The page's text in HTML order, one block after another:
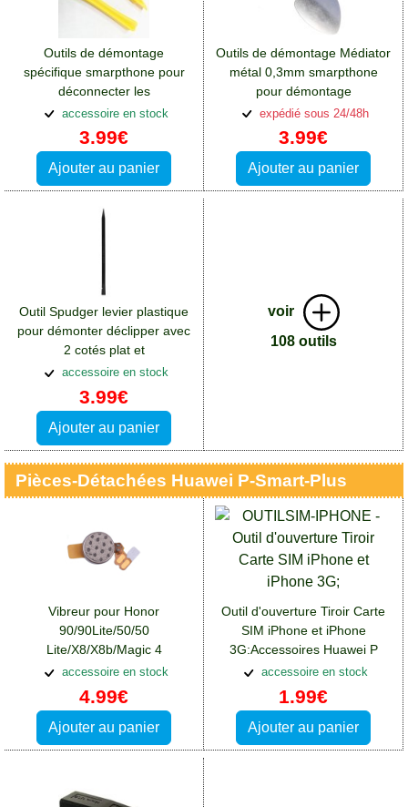
Outils de démontage
spécifique smarpthone pour
déconnecter les
nappes:Accessoires Huawei P
Smart Plus
accessoire en stock
3.99€
Ajouter au panier
Outils de démontage Médiator
métal 0,3mm smarpthone
pour démontage
écran:Accessoires Huawei P
Smart Plus
expédié sous 24/48h
3.99€
Ajouter au panier
Outil Spudger levier plastique
pour démonter déclipper avec
2 cotés plat et
pointe:Accessoires Huawei P
Smart Plus
accessoire en stock
3.99€
Ajouter au panier
voir
108 outils
Pièces-Détachées Huawei P-Smart-Plus
Vibreur pour Honor
90/90Lite/50/50
Lite/X8/X8b/Magic 4
lite/X8(5G)/X8a/70 Lite/Magic
6 lite
accessoire en stock
4.99€
Ajouter au panier
Outil d'ouverture Tiroir Carte
SIM iPhone et iPhone
3G:Accessoires Huawei P
Smart Plus
accessoire en stock
1.99€
Ajouter au panier